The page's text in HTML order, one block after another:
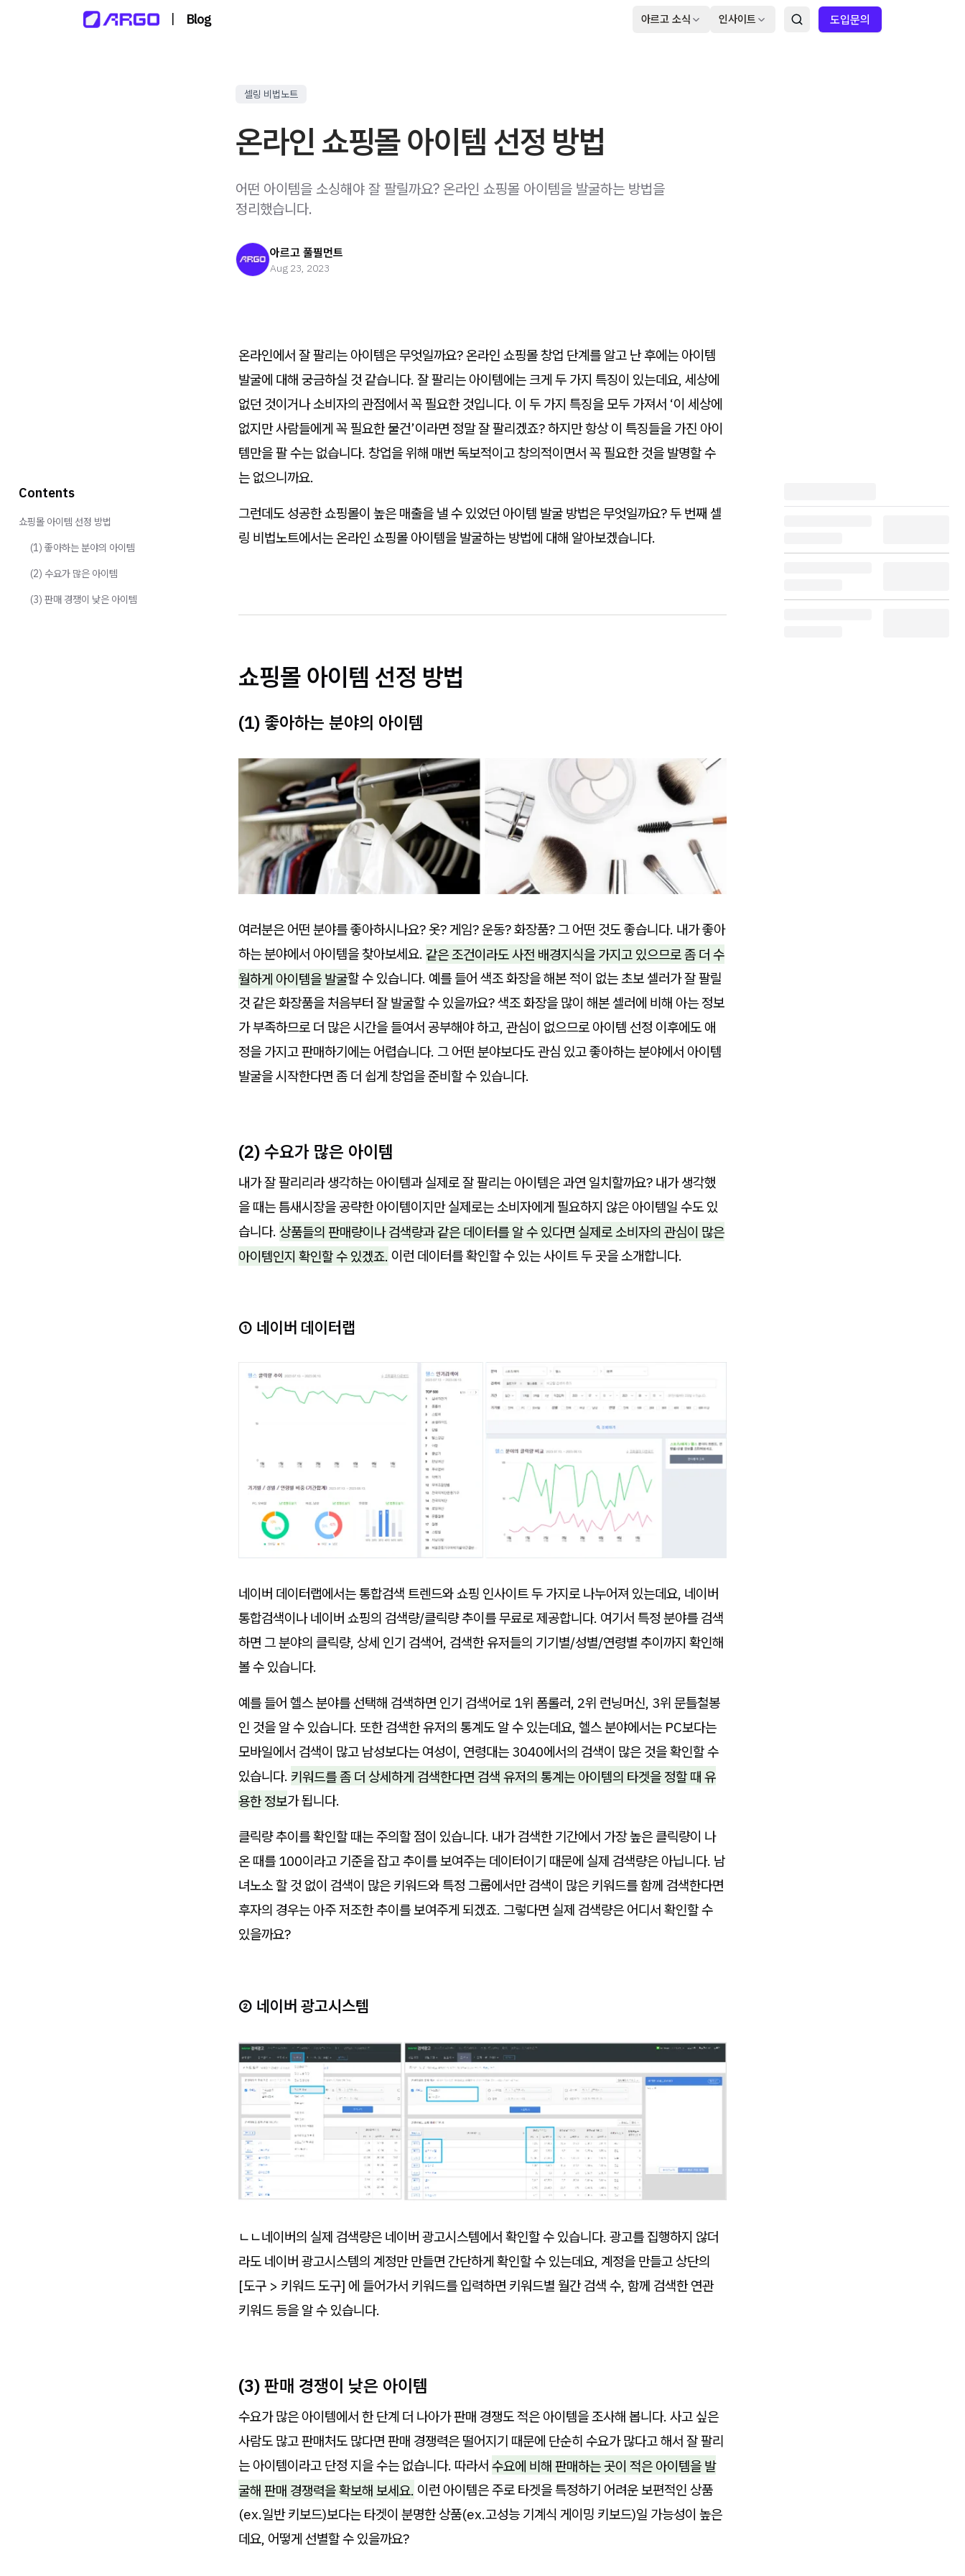
| Blog 아르고 소식 인사이트 도입문의
셀링 비법노트
온라인 쇼핑몰 아이템 선정 방법
어떤 아이템을 소싱해야 잘 팔릴까요? 온라인 쇼핑몰 아이템을 발굴하는 방법을
정리했습니다.
아르고 풀필먼트
Aug 23, 2023
온라인에서 잘 팔리는 아이템은 무엇일까요? 온라인 쇼핑몰 창업 단계를 알고 난 후에는 아이템
발굴에 대해 궁금하실 것 같습니다. 잘 팔리는 아이템에는 크게 두 가지 특징이 있는데요, 세상에
없던 것이거나 소비자의 관점에서 꼭 필요한 것입니다. 이 두 가지 특징을 모두 가져서 ‘이 세상에
없지만 사람들에게 꼭 필요한 물건’이라면 정말 잘 팔리겠죠? 하지만 항상 이 특징들을 가진 아이
템만을 팔 수는 없습니다. 창업을 위해 매번 독보적이고 창의적이면서 꼭 필요한 것을 발명할 수
는 없으니까요.
그런데도 성공한 쇼핑몰이 높은 매출을 낼 수 있었던 아이템 발굴 방법은 무엇일까요? 두 번째 셀
링 비법노트에서는 온라인 쇼핑몰 아이템을 발굴하는 방법에 대해 알아보겠습니다.
쇼핑몰 아이템 선정 방법
(1) 좋아하는 분야의 아이템
여러분은 어떤 분야를 좋아하시나요? 옷? 게임? 운동? 화장품? 그 어떤 것도 좋습니다. 내가 좋아
하는 분야에서 아이템을 찾아보세요. 같은 조건이라도 사전 배경지식을 가지고 있으므로 좀 더 수
월하게 아이템을 발굴할 수 있습니다. 예를 들어 색조 화장을 해본 적이 없는 초보 셀러가 잘 팔릴
것 같은 화장품을 처음부터 잘 발굴할 수 있을까요? 색조 화장을 많이 해본 셀러에 비해 아는 정보
가 부족하므로 더 많은 시간을 들여서 공부해야 하고, 관심이 없으므로 아이템 선정 이후에도 애
정을 가지고 판매하기에는 어렵습니다. 그 어떤 분야보다도 관심 있고 좋아하는 분야에서 아이템
발굴을 시작한다면 좀 더 쉽게 창업을 준비할 수 있습니다.
(2) 수요가 많은 아이템
내가 잘 팔리리라 생각하는 아이템과 실제로 잘 팔리는 아이템은 과연 일치할까요? 내가 생각했
을 때는 틈새시장을 공략한 아이템이지만 실제로는 소비자에게 필요하지 않은 아이템일 수도 있
습니다. 상품들의 판매량이나 검색량과 같은 데이터를 알 수 있다면 실제로 소비자의 관심이 많은
아이템인지 확인할 수 있겠죠. 이런 데이터를 확인할 수 있는 사이트 두 곳을 소개합니다.
① 네이버 데이터랩
네이버 데이터랩에서는 통합검색 트렌드와 쇼핑 인사이트 두 가지로 나누어져 있는데요, 네이버
통합검색이나 네이버 쇼핑의 검색량/클릭량 추이를 무료로 제공합니다. 여기서 특정 분야를 검색
하면 그 분야의 클릭량, 상세 인기 검색어, 검색한 유저들의 기기별/성별/연령별 추이까지 확인해
볼 수 있습니다.
예를 들어 헬스 분야를 선택해 검색하면 인기 검색어로 1위 폼롤러, 2위 런닝머신, 3위 문틀철봉
인 것을 알 수 있습니다. 또한 검색한 유저의 통계도 알 수 있는데요, 헬스 분야에서는 PC보다는
모바일에서 검색이 많고 남성보다는 여성이, 연령대는 3040에서의 검색이 많은 것을 확인할 수
있습니다. 키워드를 좀 더 상세하게 검색한다면 검색 유저의 통계는 아이템의 타겟을 정할 때 유
용한 정보가 됩니다.
클릭량 추이를 확인할 때는 주의할 점이 있습니다. 내가 검색한 기간에서 가장 높은 클릭량이 나
온 때를 100이라고 기준을 잡고 추이를 보여주는 데이터이기 때문에 실제 검색량은 아닙니다. 남
녀노소 할 것 없이 검색이 많은 키워드와 특정 그룹에서만 검색이 많은 키워드를 함께 검색한다면
후자의 경우는 아주 저조한 추이를 보여주게 되겠죠. 그렇다면 실제 검색량은 어디서 확인할 수
있을까요?
② 네이버 광고시스템
ㄴㄴ네이버의 실제 검색량은 네이버 광고시스템에서 확인할 수 있습니다. 광고를 집행하지 않더
라도 네이버 광고시스템의 계정만 만들면 간단하게 확인할 수 있는데요, 계정을 만들고 상단의
[도구 > 키워드 도구] 에 들어가서 키워드를 입력하면 키워드별 월간 검색 수, 함께 검색한 연관
키워드 등을 알 수 있습니다.
(3) 판매 경쟁이 낮은 아이템
수요가 많은 아이템에서 한 단계 더 나아가 판매 경쟁도 적은 아이템을 조사해 봅니다. 사고 싶은
사람도 많고 판매처도 많다면 판매 경쟁력은 떨어지기 때문에 단순히 수요가 많다고 해서 잘 팔리
는 아이템이라고 단정 지을 수는 없습니다. 따라서 수요에 비해 판매하는 곳이 적은 아이템을 발
굴해 판매 경쟁력을 확보해 보세요. 이런 아이템은 주로 타겟을 특정하기 어려운 보편적인 상품
(ex.일반 키보드)보다는 타겟이 분명한 상품(ex.고성능 기계식 게이밍 키보드)일 가능성이 높은
데요, 어떻게 선별할 수 있을까요?
Contents
쇼핑몰 아이템 선정 방법
(1) 좋아하는 분야의 아이템
(2) 수요가 많은 아이템
(3) 판매 경쟁이 낮은 아이템